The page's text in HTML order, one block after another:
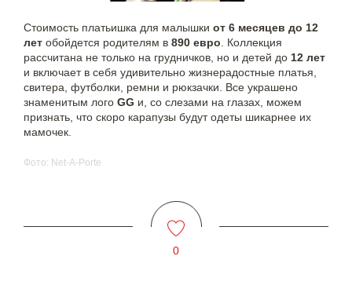
Стоимость платьишка для малышки от 6 месяцев до 12
лет обойдется родителям в 890 евро. Коллекция
рассчитана не только на грудничков, но и детей до 12 лет
и включает в себя удивительно жизнерадостные платья,
свитера, футболки, ремни и рюкзачки. Все украшено
знаменитым лого GG и, со слезами на глазах, можем
признать, что скоро карапузы будут одеты шикарнее их
мамочек.
Фото: Net-A-Porte
0